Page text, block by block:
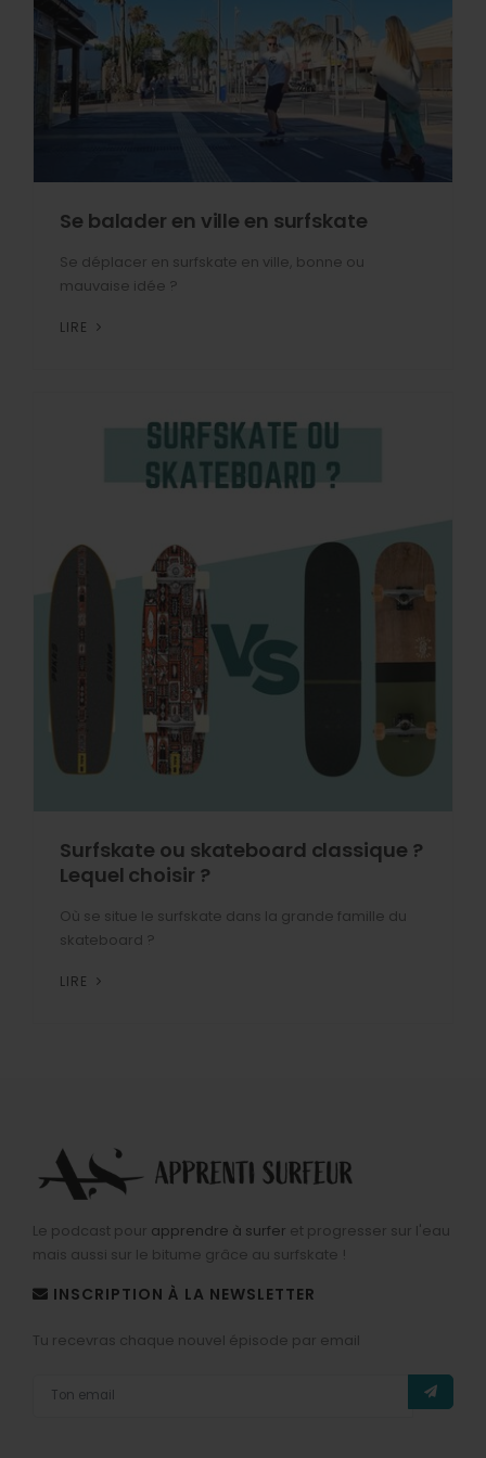
Se balader en ville en surfskate
Se déplacer en surfskate en ville, bonne ou
mauvaise idée ?
LIRE
Surfskate ou skateboard classique ?
Lequel choisir ?
Où se situe le surfskate dans la grande famille du
skateboard ?
LIRE
Le podcast pour apprendre à surfer et progresser sur l'eau
mais aussi sur le bitume grâce au surfskate !
INSCRIPTION À LA NEWSLETTER
Tu recevras chaque nouvel épisode par email